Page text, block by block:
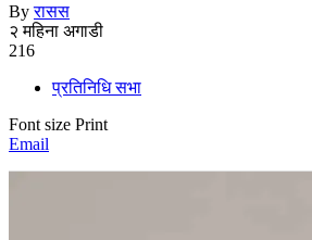
Byरासस
२ महिना अगाडी
216
प्रतिनिधि सभा
Font size Print
Email